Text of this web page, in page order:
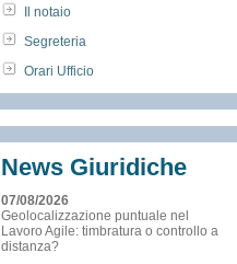
Il notaio
Segreteria
Orari Ufficio
News Giuridiche
07/08/2026
Geolocalizzazione puntuale nel
Lavoro Agile: timbratura o controllo a
distanza?